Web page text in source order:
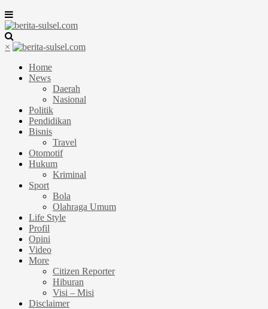
×
Home
News
Daerah
Nasional
Politik
Pendidikan
Bisnis
Travel
Otomotif
Hukum
Kriminal
Sport
Bola
Olahraga Umum
Life Style
Profil
Opini
Video
More
Citizen Reporter
Hiburan
Visi – Misi
Disclaimer